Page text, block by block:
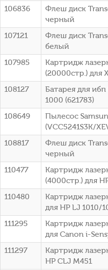
106836
Флеш диск
черный
107121
Флеш диск
белый
107985
Картридж
(20000стр.) для
108127
Батарея для
1000 (621783)
108649
Пылесос
(VCC5241S3K/
108817
Флеш диск
черный
110477
Картридж
(4000стр.) для
110480
Картридж
для HP LJ 1010/
111295
Картридж
для Canon i-
111297
Картридж
HP CLJ M451